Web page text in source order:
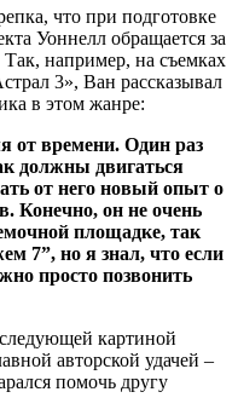
что при подготовке
Уоннелл обращается за
например, на съемках
3», Ван рассказывал
в этом жанре:
от времени. Один раз
должны двигаться
от него новый опыт о
Конечно, он не очень
площадке, так
7”, но я знал, что если
просто позвонить
картиной
авторской удачей –
помочь другу